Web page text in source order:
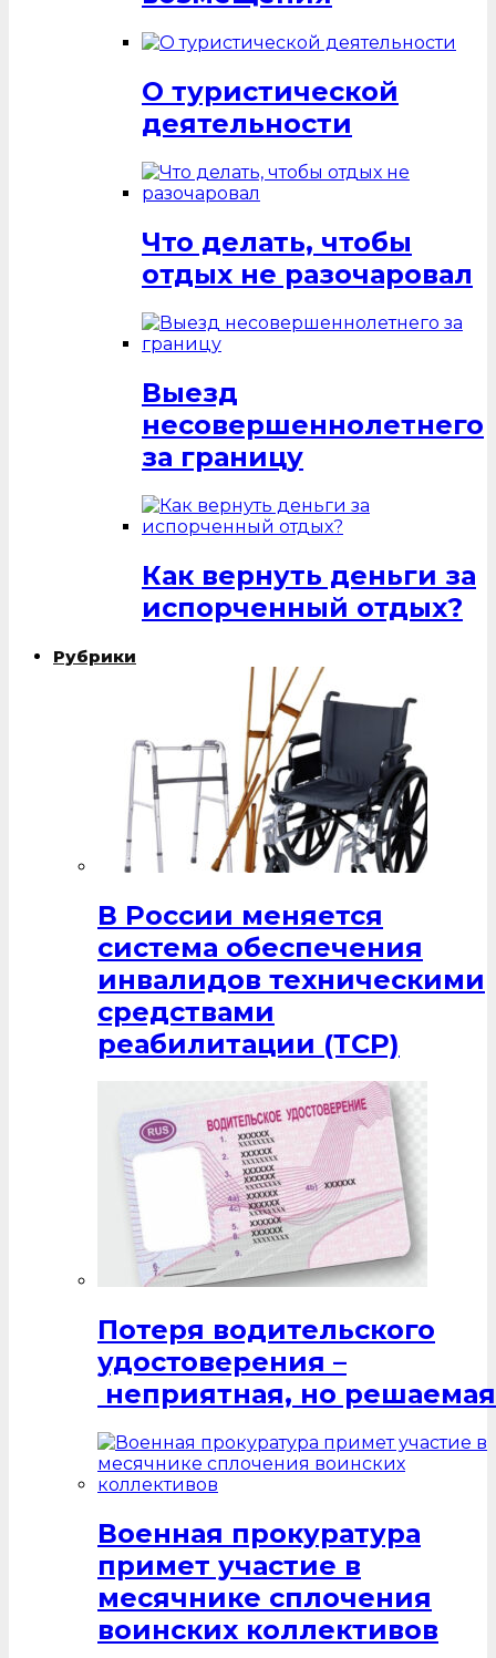
О туристической
деятельности
Что делать, чтобы
отдых не разочаровал
Выезд
несовершеннолетнего
за границу
Как вернуть деньги за
испорченный отдых?
Рубрики
В России меняется
система обеспечения
инвалидов техническими
средствами
реабилитации (ТСР)
Потеря водительского
удостоверения –
неприятная, но
Военная прокуратура
примет участие в
месячнике сплочения
воинских коллективов